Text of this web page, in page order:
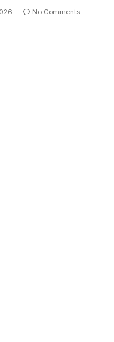
No Comments